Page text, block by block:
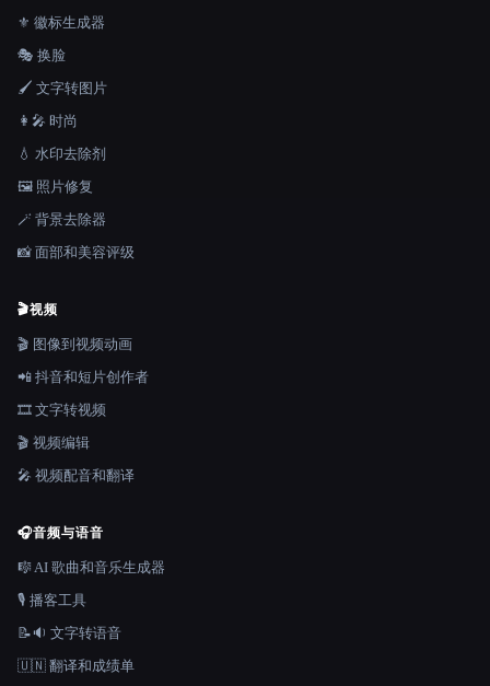
⚜️ 徽标生成器
🎭 换脸
🖌️ 文字转图片
👩‍🎤 时尚
💧 水印去除剂
🖼️ 照片修复
🪄 背景去除器
📸 面部和美容评级
🎬视频
🎬 图像到视频动画
📲 抖音和短片创作者
🎞️ 文字转视频
🎬 视频编辑
🎤 视频配音和翻译
🎧音频与语音
🎼 AI 歌曲和音乐生成器
🎙️ 播客工具
📝🔉 文字转语音
🇺🇳 翻译和成绩单